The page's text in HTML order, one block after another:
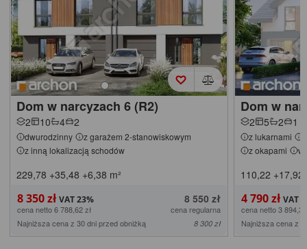
Dom w narcyzach 6 (R2)
2 10 4 2
dwurodzinny
z garażem 2-stanowiskowym
z inną lokalizacją schodów
229,78 +35,48 +6,38 m²
8 350 zł 8 550 zł
cena netto 6 788,62 zł
cena regularna
Najniższa cena z 30 dni przed obniżką
8 300 zł
Dom w
2 5 2 1
z lukarnami
z okapami
w
110,22 +17,92
4 790 zł
cena netto 3
Najniższa cena z